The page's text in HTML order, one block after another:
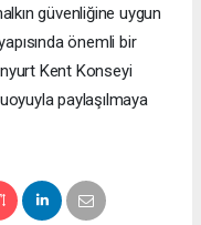
güvenliğine uygun
önemli bir
Kent Konseyi
paylaşılmaya